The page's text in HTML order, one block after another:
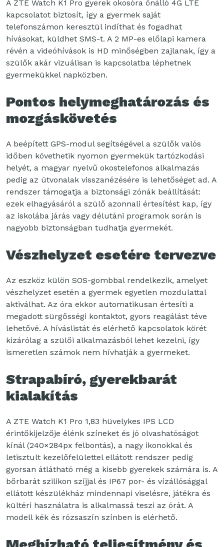
A ZTE Watch K1 Pro gyerek okosóra önálló 4G LTE
kapcsolatot biztosít, így a gyermek saját
telefonszámon keresztül indíthat és fogadhat
hívásokat, küldhet SMS-t. A 2 MP-es előlapi kamera
révén a videóhívások is HD minőségben zajlanak, így a
szülők akár vizuálisan is kapcsolatba léphetnek
gyermekükkel napközben.
Pontos helymeghatározás és
mozgáskövetés
A beépített GPS-modul segítségével a szülők valós
időben követhetik nyomon gyermekük tartózkodási
helyét, a magyar nyelvű okostelefonos alkalmazás
pedig az útvonalak visszanézésére is lehetőséget ad. A
rendszer támogatja a biztonsági zónák beállítását:
ezek elhagyásáról a szülő azonnali értesítést kap, így
az iskolába járás vagy délutáni programok során is
nagyobb biztonságban tudhatja gyermekét.
Vészhelyzet esetére tervezve
Az eszköz külön SOS-gombbal rendelkezik, amelyet
vészhelyzet esetén a gyermek egyetlen mozdulattal
aktiválhat. Az óra ekkor automatikusan értesíti a
megadott sürgősségi kontaktot, gyors reagálást téve
lehetővé. A híváslistát és elérhető kapcsolatok körét
kizárólag a szülői alkalmazásból lehet kezelni, így
ismeretlen számok nem hívhatják a gyermeket.
Strapabíró, gyerekbarát
kialakítás
A ZTE Watch K1 Pro 1,83 hüvelykes IPS LCD
érintőkijelzője élénk színeket és jó olvashatóságot
kínál (240×284px felbontás), a nagy ikonokkal és
letisztult kezelőfelülettel ellátott rendszer pedig
gyorsan átlátható még a kisebb gyerekek számára is. A
bőrbarát szilikon szíjjal és IP67 por- és vízállósággal
ellátott készülékház mindennapi viselésre, játékra és
kültéri használatra is alkalmassá teszi az órát. A
modell kék és rózsaszín színben is elérhető.